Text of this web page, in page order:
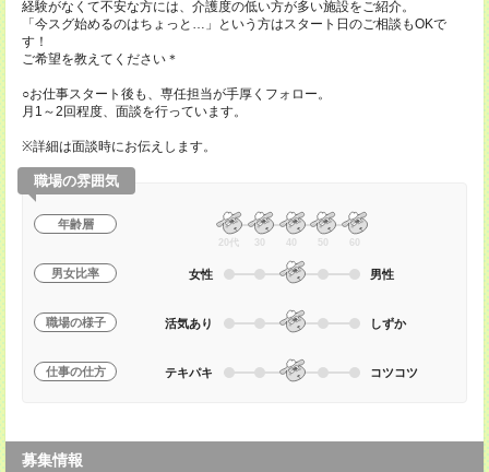
経験がなくて不安な方には、介護度の低い方が多い施設をご紹介。
「今スグ始めるのはちょっと…」という方はスタート日のご相談もOKで
す！
ご希望を教えてください＊
○お仕事スタート後も、専任担当が手厚くフォロー。
月1～2回程度、面談を行っています。
※詳細は面談時にお伝えします。
職場の雰囲気
年齢層
20代 30 40 50 60
男女比率 女性 男性
職場の様子 活気あり しずか
仕事の仕方 テキパキ コツコツ
募集情報